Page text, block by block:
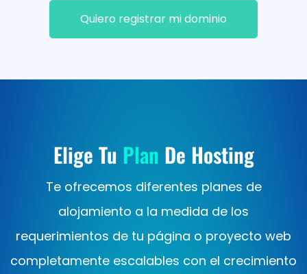
Quiero registrar mi dominio
Elige Tu Plan De Hosting
Te ofrecemos diferentes planes de
alojamiento a la medida de los
requerimientos de tu página o proyecto web
completamente escalables con el crecimiento